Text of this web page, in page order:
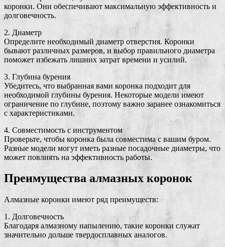
коронки. Они обеспечивают максимальную эффективность и
долговечность.
2. Диаметр
Определите необходимый диаметр отверстия. Коронки
бывают различных размеров, и выбор правильного диаметра
поможет избежать лишних затрат времени и усилий.
3. Глубина бурения
Убедитесь, что выбранная вами коронка подходит для
необходимой глубины бурения. Некоторые модели имеют
ограничение по глубине, поэтому важно заранее ознакомиться
с характеристиками.
4. Совместимость с инструментом
Проверьте, чтобы коронка была совместима с вашим буром.
Разные модели могут иметь разные посадочные диаметры, что
может повлиять на эффективность работы.
Преимущества алмазных коронок
Алмазные коронки имеют ряд преимуществ:
1. Долговечность
Благодаря алмазному напылению, такие коронки служат
значительно дольше твердосплавных аналогов.